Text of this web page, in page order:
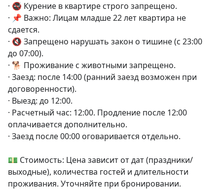
· 🚭 Курение в квартире строго запрещено.
· 📌 Важно: Лицам младше 22 лет квартира не
сдается.
· 🔇 Запрещено нарушать закон о тишине (с 23:00
до 07:00).
· 🐕 Проживание с животными запрещено.
· Заезд: после 14:00 (ранний заезд возможен при
договоренности).
· Выезд: до 12:00.
· Расчетный час: 12:00. Продление после 12:00
оплачивается дополнительно.
· Заезд после 00:00 оговаривается отдельно.
💵 Стоимость: Цена зависит от дат (праздники/
выходные), количества гостей и длительности
проживания. Уточняйте при бронировании.